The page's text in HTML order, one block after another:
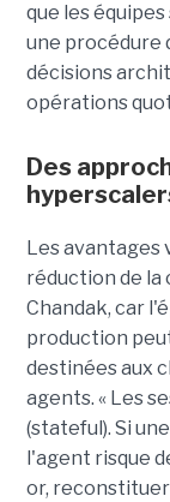
que les
une procédure
décisions
opérations
Des
Les avantages
réduction de la
Chandak, car
production
destinées aux
agents. « Les
(stateful). Si
l'agent risque
or,